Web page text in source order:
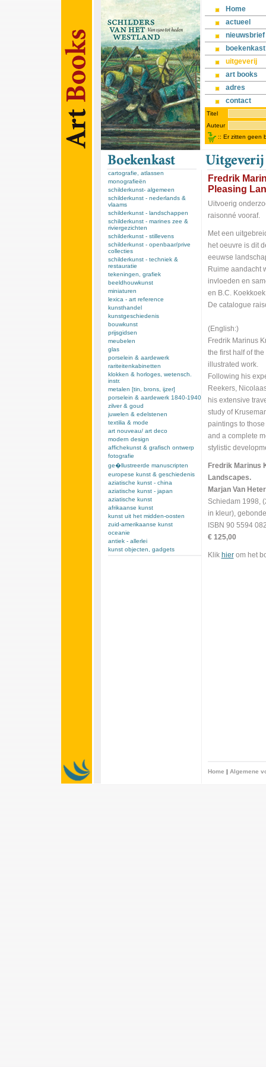
Home
actueel
nieuwsbrief
boekenkast
uitgeverij
art books
adres
contact
Titel
Auteur
:: Er zitten geen
cartografie, atlassen
monografieën
schilderkunst- algemeen
schilderkunst - nederlands &
vlaams
schilderkunst - landschappen
schilderkunst - marines zee &
riviergezichten
schilderkunst - stillevens
schilderkunst - openbaar/prive
collecties
schilderkunst - techniek &
restauratie
tekeningen, grafiek
beeldhouwkunst
miniaturen
lexica - art reference
kunsthandel
kunstgeschiedenis
bouwkunst
prijsgidsen
meubelen
glas
porselein & aardewerk
rariteitenkabinetten
klokken & horloges, wetensch.
instr.
metalen [tin, brons, ijzer]
porselein & aardewerk 1840-1940
zilver & goud
juwelen & edelstenen
textilia & mode
art nouveau/ art deco
modern design
affichekunst & grafisch ontwerp
fotografie
ge�llustreerde manuscripten
europese kunst & geschiedenis
aziatische kunst - china
aziatische kunst - japan
aziatische kunst
afrikaanse kunst
kunst uit het midden-oosten
zuid-amerikaanse kunst
oceanie
antiek - allerlei
kunst objecten, gadgets
Fredrik
Pleasing
Uitvoerig
raisonné vooraf.
Met een
het oeuvre is dit
eeuwse
Ruime aandacht
invloeden en
en B.C.
De catalogue
(English:)
Fredrik Marinus
the first half of
illustrated work.
Following his
Reekers,
his extensive
study of
paintings to
and a complete
stylistic
Fredrik Marinus
Landscapes.
Marjan Van
Schiedam 1998,
in kleur),
ISBN 90 5594
€ 125,00
Klik hierom het
Home | Algemene